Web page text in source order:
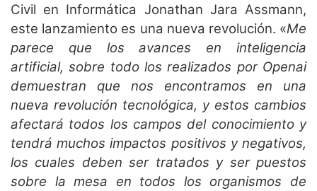
Civil en Informática Jonathan Jara Assmann,
este lanzamiento es una nueva revolución. «Me
parece que los avances en inteligencia
artificial, sobre todo los realizados por Openai
demuestran que nos encontramos en una
nueva revolución tecnológica, y estos cambios
afectará todos los campos del conocimiento y
tendrá muchos impactos positivos y negativos,
los cuales deben ser tratados y ser puestos
sobre la mesa en todos los organismos de